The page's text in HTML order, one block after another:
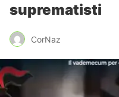
suprematisti
CorNaz